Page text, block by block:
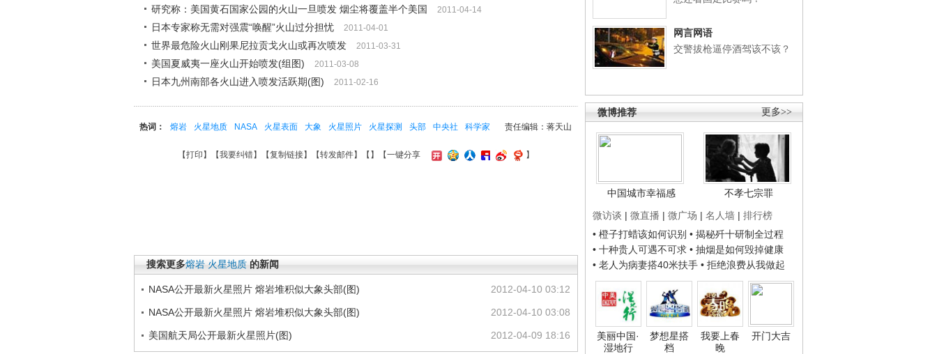
网言网语
交警拔枪逼停酒驾该不该？
更多>>
微博推荐
中国城市幸福感
不孝七宗罪
微访谈 | 微直播 | 微广场 | 名人墙 | 排行榜
• 橙子打蜡该如何识别 • 揭秘歼十研制全过程
• 十种贵人可遇不可求 • 抽烟是如何毁掉健康
• 老人为病妻搭40米扶手 • 拒绝浪费从我做起
美丽中国·
湿地行
梦想星搭
档
我要上春
晚
开门大吉
研究称：美国黄石国家公园的火山一旦喷发 烟尘将覆盖半个美国
2011-04-14
日本专家称无需对强震“唤醒”火山过分担忧 2011-04-01
世界最危险火山刚果尼拉贡戈火山或再次喷发 2011-03-31
美国夏威夷一座火山开始喷发(组图) 2011-03-08
日本九州南部各火山进入喷发活跃期(图) 2011-02-16
责任编辑：蒋天山
热词： 熔岩 火星地质 NASA 火星表面 大象 火星照片 火星探测 头部 中央社 科学家
【打印 】【我要纠错】【复制链接】【转发邮件】【 】 【一键分享 】
搜索更多熔岩 火星地质 的新闻
2012-04-10 03:12
NASA公开最新火星照片 熔岩堆积似大象头部(图)
2012-04-10 03:08
NASA公开最新火星照片 熔岩堆积似大象头部(图)
2012-04-09 18:16
美国航天局公开最新火星照片(图)